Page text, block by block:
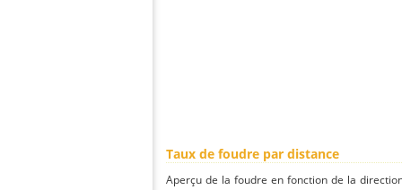
Taux de foudre par distance
Aperçu de la foudre en fonction de la